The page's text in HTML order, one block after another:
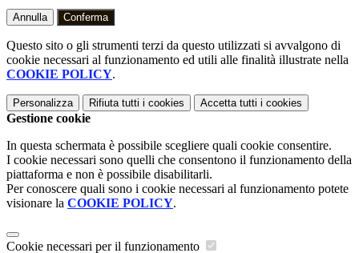
Annulla Conferma
Questo sito o gli strumenti terzi da questo utilizzati si avvalgono di
cookie necessari al funzionamento ed utili alle finalità illustrate nella
COOKIE POLICY.
Personalizza Rifiuta tutti i cookies Accetta tutti i cookies
Gestione cookie
In questa schermata è possibile scegliere quali cookie consentire.
I cookie necessari sono quelli che consentono il funzionamento della
piattaforma e non è possibile disabilitarli.
Per conoscere quali sono i cookie necessari al funzionamento potete
visionare la COOKIE POLICY.
Cookie necessari per il funzionamento